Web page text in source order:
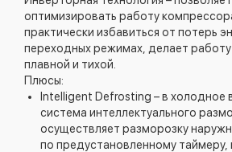
оптимизировать работу
практически избавиться от потерь
переходных режимах, делает работу
плавной и тихой.
Плюсы:
Intelligent Defrosting – в холодное
система интеллектуального
осуществляет разморозку
по предустановленному таймеру,